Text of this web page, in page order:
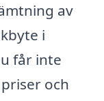
av
i
får inte
och